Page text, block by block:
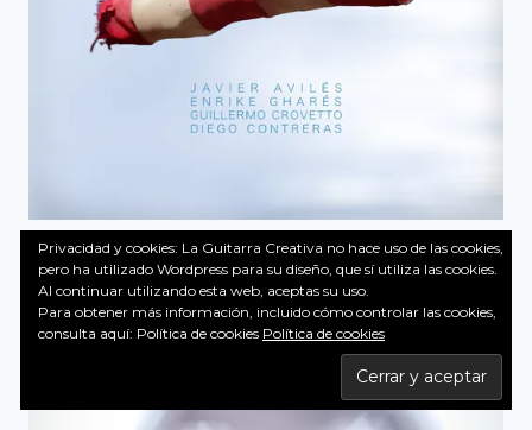
Privacidad y cookies: La Guitarra Creativa no hace uso de las cookies,
pero ha utilizado Wordpress para su diseño, que sí utiliza las cookies.
Al continuar utilizando esta web, aceptas su uso.
Para obtener más información, incluido cómo controlar las cookies,
consulta aquí: Política de cookies Política de cookies